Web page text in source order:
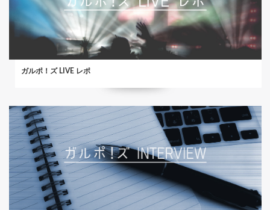
ガルポ！ズ LIVE レポ